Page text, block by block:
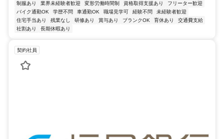
制服あり 業界未経験者歓迎 変形労働時間制 資格取得支援あり
フリーター歓迎
バイク通勤OK
学歴不問 車通勤OK 職場見学可 経験不問
未経験者歓迎
住宅手当あり
残業なし 研修あり 賞与あり ブランクOK 育休あり
交通費支給
社割あり
長期休暇あり
契約社員